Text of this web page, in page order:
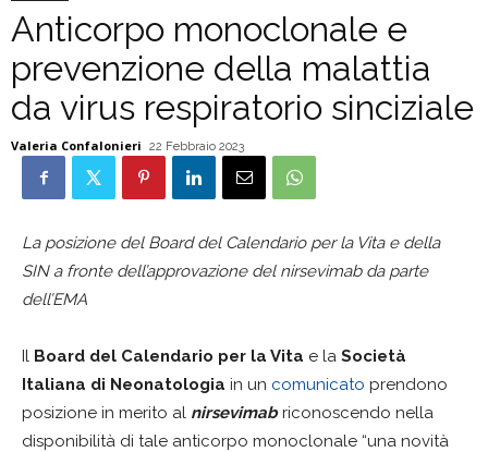
Anticorpo monoclonale e
prevenzione della malattia
da virus respiratorio sinciziale
Valeria Confalonieri 22 Febbraio 2023
La posizione del Board del Calendario per la Vita e della
SIN a fronte dell’approvazione del nirsevimab da parte
dell’EMA
Il Board del Calendario per la Vita e la Società
Italiana di Neonatologia in un comunicato prendono
posizione in merito al nirsevimabriconoscendo nella
disponibilità di tale anticorpo monoclonale “una novità